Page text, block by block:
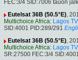
FEC:3/4 SID:7006 tauon
Eutelsat 36B (50.5°E),
Multichoice Africa: Lagos TV
SID:4001 PID:289/291
Eutelsat 36B (50.5°E),
Multichoice Africa: Lagos TV
SR:27500 FEC:3/4